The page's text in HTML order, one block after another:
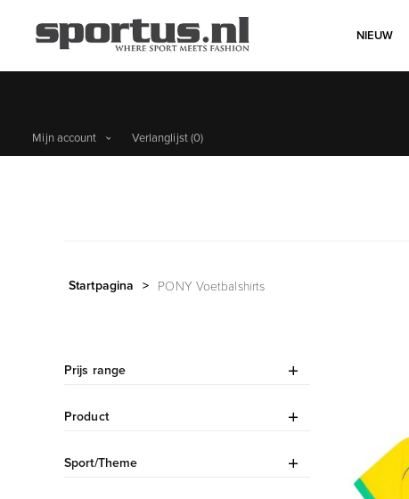
NIEUW
Mijn account Verlanglijst(0)
Startpagina > PONY Voetbalshirts
Prijs range
Product
Sport/Theme